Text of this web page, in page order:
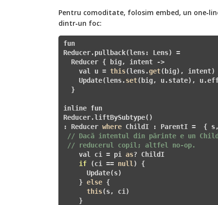
Pentru comoditate, folosim embed, un
dintr‑un foc:
fun
Reducer.pullback(lens: Lens) =
  Reducer
{ big, intent ->
    val u =
this(lens.get(big), intent)
    Update(lens.
set(big, u.state),
  }
inline fun
Reducer.liftBySubtype()
: Reducer where ChildI : ParentI =  {
// Dacă intentul din părinte e un
// reducerul copil; altfel no‑op.
    val ci = pi
as? ChildI
if
(ci == null )
{
      Update(s)
    }
else {
this(s, ci)
    }